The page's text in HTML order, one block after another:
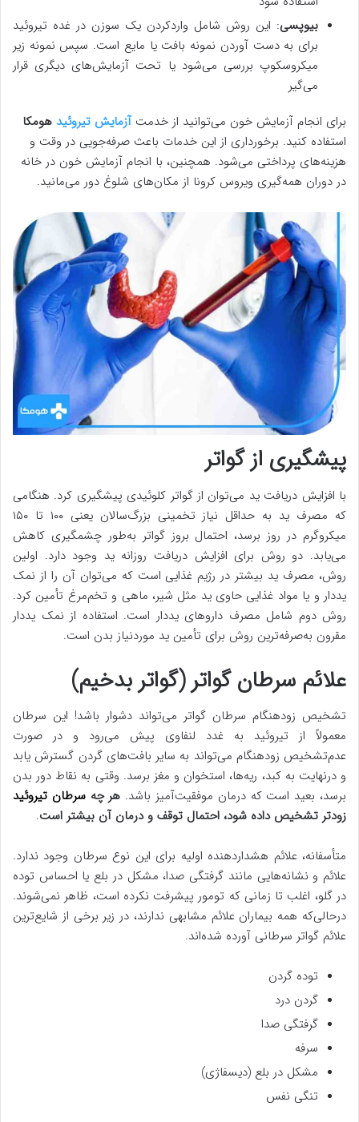
بیوپسی: این روش شامل واردکردن یک سوزن در غده تیروئید
برای به دست آوردن نمونه بافت یا مایع است. سپس نمونه زیر
میکروسکوپ بررسی می‌شود یا تحت آزمایش‌های دیگری قرار
می‌گیر
برای انجام آزمایش خون می‌توانید از خدمتآزمایش تیروئید هومکا
استفاده کنید. برخورداری از این خدمات باعث صرفه‌جویی در وقت و
هزینه‌های پرداختی می‌شود. همچنین، با انجام آزمایش خون در خانه
در دوران همه‌گیری ویروس کرونا از مکان‌های شلوغ دور می‌مانید.
پیشگیری از گواتر
با افزایش دریافت ید می‌توان از گواتر کلوئیدی پیشگیری کرد. هنگامی
که مصرف ید به حداقل نیاز تخمینی بزرگ‌سالان یعنی ۱۰۰ تا ۱۵۰
میکروگرم در روز برسد، احتمال بروز گواتر به‌طور چشمگیری کاهش
می‌یابد. دو روش برای افزایش دریافت روزانه ید وجود دارد. اولین
روش، مصرف ید بیشتر در رژیم غذایی است که می‌توان آن را از نمک
یددار و یا مواد غذایی حاوی ید مثل شیر، ماهی و تخم‌مرغ تأمین کرد.
روش دوم شامل مصرف داروهای یددار است. استفاده از نمک یددار
مقرون به‌صرفه‌ترین روش برای تأمین ید موردنیاز بدن است.
علائم سرطان گواتر (گواتر بدخیم)
تشخیص زودهنگام سرطان گواتر می‌تواند دشوار باشد! این سرطان
معمولاً از تیروئید به غدد لنفاوی پیش می‌رود و در صورت
عدم‌تشخیص زودهنگام می‌تواند به سایر بافت‌های گردن گسترش یابد
و درنهایت به کبد، ریه‌ها، استخوان و مغز برسد. وقتی به نقاط دور بدن
برسد، بعید است که درمان موفقیت‌آمیز باشد. هر چه سرطان تیروئید
زودتر تشخیص داده شود، احتمال توقف و درمان آن بیشتر است.
متأسفانه، علائم هشداردهنده اولیه برای این نوع سرطان وجود ندارد.
علائم و نشانه‌هایی مانند گرفتگی صدا، مشکل در بلع یا احساس توده
در گلو، اغلب تا زمانی که تومور پیشرفت نکرده است، ظاهر نمی‌شوند.
درحالی‌که همه بیماران علائم مشابهی ندارند، در زیر برخی از شایع‌ترین
علائم گواتر سرطانی آورده شده‌اند.
توده گردن
گردن درد
گرفتگی صدا
سرفه
مشکل در بلع (دیسفاژی)
تنگی نفس